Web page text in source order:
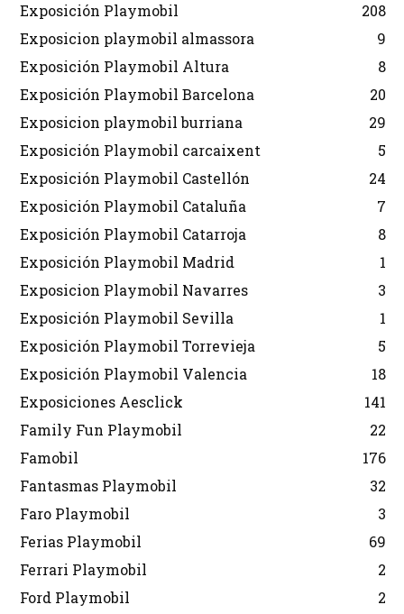
Exposición Playmobil
208
Exposicion playmobil almassora
9
Exposición Playmobil Altura
8
Exposición Playmobil Barcelona
20
Exposicion playmobil burriana
29
Exposición Playmobil carcaixent
5
Exposición Playmobil Castellón
24
Exposición Playmobil Cataluña
7
Exposición Playmobil Catarroja
8
Exposición Playmobil Madrid
1
Exposicion Playmobil Navarres
3
Exposición Playmobil Sevilla
1
Exposición Playmobil Torrevieja
5
Exposición Playmobil Valencia
18
Exposiciones Aesclick
141
Family Fun Playmobil
22
Famobil
176
Fantasmas Playmobil
32
Faro Playmobil
3
Ferias Playmobil
69
Ferrari Playmobil
2
Ford Playmobil
2